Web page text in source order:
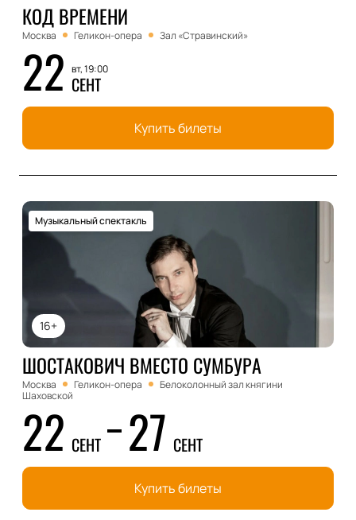
КОД ВРЕМЕНИ
Москва Геликон-опера Зал «Стравинский»
22 вт, 19:00
СЕНТ
Купить билеты
16+
Музыкальный спектакль
ШОСТАКОВИЧ ВМЕСТО СУМБУРА
Москва Геликон-опера
Белоколонный зал княгини
Шаховской
22 СЕНТ 27 СЕНТ
Купить билеты